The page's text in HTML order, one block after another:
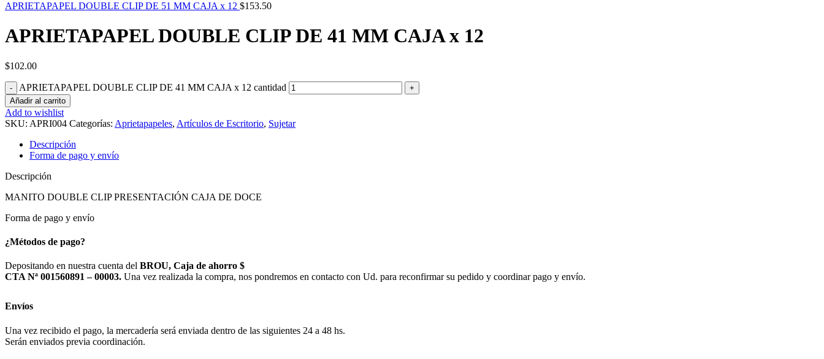
APRIETAPAPEL DOUBLE CLIP DE 51 MM CAJA x 12 $153.50
APRIETAPAPEL DOUBLE CLIP DE 41 MM CAJA x 12
$102.00
APRIETAPAPEL DOUBLE CLIP DE 41 MM CAJA x 12 cantidad
Añadir al carrito
Add to wishlist
SKU: APRI004 Categorías: Aprietapapeles, Artículos de Escritorio, Sujetar
Descripción
Forma de pago y envío
Descripción
MANITO DOUBLE CLIP PRESENTACIÓN CAJA DE DOCE
Forma de pago y envío
¿Métodos de pago?
Depositando en nuestra cuenta del BROU, Caja de ahorro $
CTA Nª 001560891 – 00003. Una vez realizada la compra, nos pondremos en contacto con Ud. para reconfirmar su pedido y coordinar pago y envío.
Envíos
Una vez recibido el pago, la mercadería será enviada dentro de las siguientes 24 a 48 hs.
Serán enviados previa coordinación.